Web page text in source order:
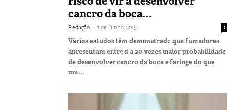
cancro da boca...
Redação - 7 de Junho, 2019 0
Vários estudos têm demonstrado que fumadores
apresentam entre 5 a 20 vezes maior probabilidade
de desenvolver cancro da boca e faringe do que
um...